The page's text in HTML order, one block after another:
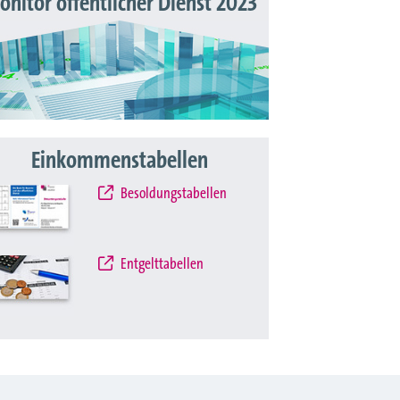
Einkommenstabellen
Besoldungstabellen
Entgelttabellen